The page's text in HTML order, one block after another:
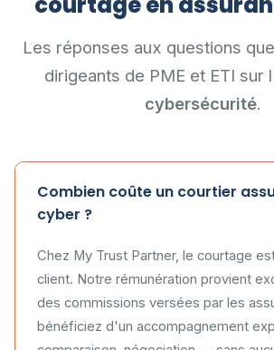
Les réponses aux questions
dirigeants de PME et ETI sur
cybersécurité.
Combien coûte un courtier
cyber ?
Chez My Trust Partner, le courtage
client. Notre rémunération provient
des commissions versées par les
bénéficiez d'un accompagnement